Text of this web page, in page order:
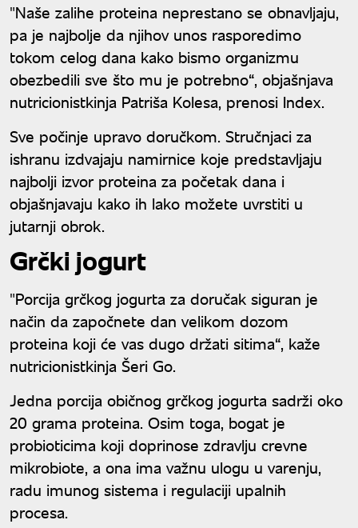
"Naše zalihe proteina neprestano se obnavljaju,
pa je najbolje da njihov unos rasporedimo
tokom celog dana kako bismo organizmu
obezbedili sve što mu je potrebno“, objašnjava
nutricionistkinja Patriša Kolesa, prenosi Index.
Sve počinje upravo doručkom. Stručnjaci za
ishranu izdvajaju namirnice koje predstavljaju
najbolji izvor proteina za početak dana i
objašnjavaju kako ih lako možete uvrstiti u
jutarnji obrok.
Grčki jogurt
"Porcija grčkog jogurta za doručak siguran je
način da započnete dan velikom dozom
proteina koji će vas dugo držati sitima“, kaže
nutricionistkinja Šeri Go.
Jedna porcija običnog grčkog jogurta sadrži oko
20 grama proteina. Osim toga, bogat je
probioticima koji doprinose zdravlju crevne
mikrobiote, a ona ima važnu ulogu u varenju,
radu imunog sistema i regulaciji upalnih
procesa.